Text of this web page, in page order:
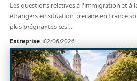
Les questions relatives à l'immigration et à
étrangers en situation précaire en France
plus prégnantes ces…
Entreprise 02/06/2026